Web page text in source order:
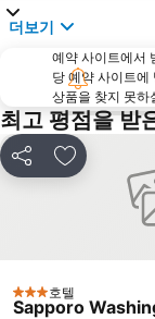
더보기
예약 사이트에서
당 예약 사이트에
상품을 찾지 못하
최고 평점을 받
공유 즐겨찾기에
3 성급호텔
Sapporo